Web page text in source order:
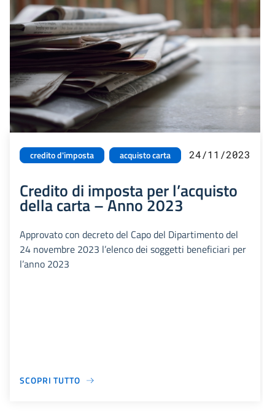
credito d'imposta acquisto carta 24/11/2023
Credito di imposta per l’acquisto
della carta – Anno 2023
Approvato con decreto del Capo del Dipartimento del
24 novembre 2023 l’elenco dei soggetti beneficiari per
l’anno 2023
SCOPRI TUTTO